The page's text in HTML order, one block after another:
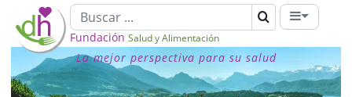
Fundación Salud y Alimentación
La mejor perspectiva para su salud